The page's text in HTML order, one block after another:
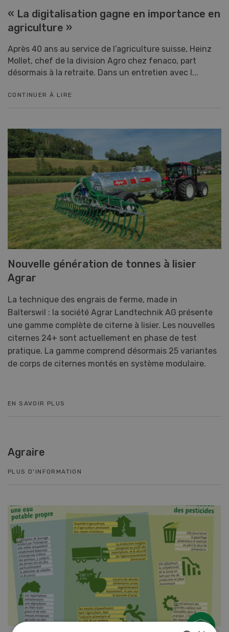
« La digitalisation gagne en importance en
agriculture »
Après 40 ans au service de l’agriculture suisse, Heinz
Mollet, chef de la division Agro chez fenaco, part
désormais à la retraite. Dans un entretien avec l...
CONTINUER À LIRE
Nouvelle génération de tonnes à lisier
Agrar
La technique des engrais de ferme, made in
Balterswil : la société Agrar Landtechnik AG présente
une gamme complète de citerne à lisier. Les nouvelles
citernes 24+ sont actuellement en phase de test
pratique. La gamme comprend désormais 25 variantes
de corps de citernes montés en système modulaire.
EN SAVOIR PLUS
Agraire
PLUS D'INFORMATION